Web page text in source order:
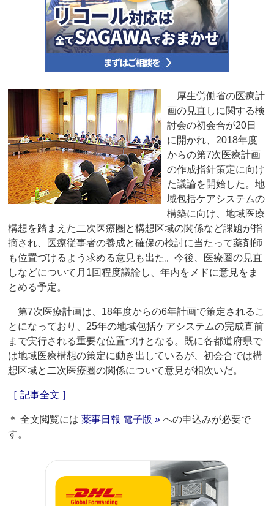
厚生労働省の医療計
画の見直しに関する検
討会の初会合が20日
に開かれ、2018年度
からの第7次医療計画
の作成指針策定に向け
た議論を開始した。地
域包括ケアシステムの
構築に向け、地域医療
構想を踏まえた二次医療圏と構想区域の関係など課題が指
摘され、医療従事者の養成と確保の検討に当たって薬剤師
も位置づけるよう求める意見も出た。今後、医療圏の見直
しなどについて月1回程度議論し、年内をメドに意見をま
とめる予定。
第7次医療計画は、18年度からの6年計画で策定されるこ
とになっており、25年の地域包括ケアシステムの完成直前
まで実行される重要な位置づけとなる。既に各都道府県で
は地域医療構想の策定に動き出しているが、初会合では構
想区域と二次医療圏の関係について意見が相次いだ。
［ 記事全文 ］
＊ 全文閲覧には薬事日報 電子版 » への申込みが必要で
す。